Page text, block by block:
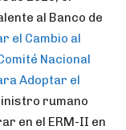
al Banco de
el Cambio al
Nacional
Adoptar el
rumano
en el ERM-II en